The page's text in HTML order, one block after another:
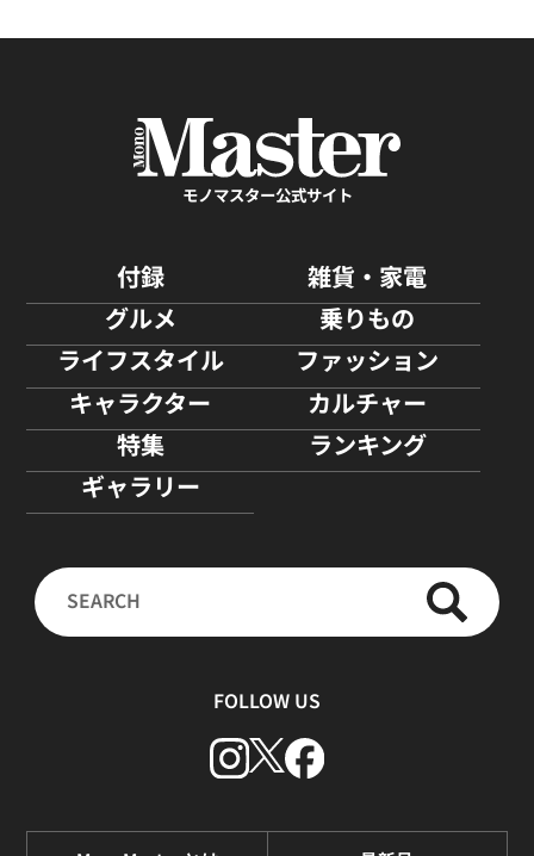
モノマスター公式サイト
付録
雑貨・家電
グルメ
乗りもの
ライフスタイル
ファッション
キャラクター
カルチャー
特集
ランキング
ギャラリー
FOLLOW US